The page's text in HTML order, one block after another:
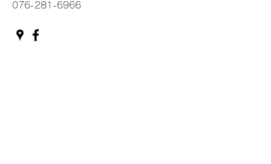
076-281-6966